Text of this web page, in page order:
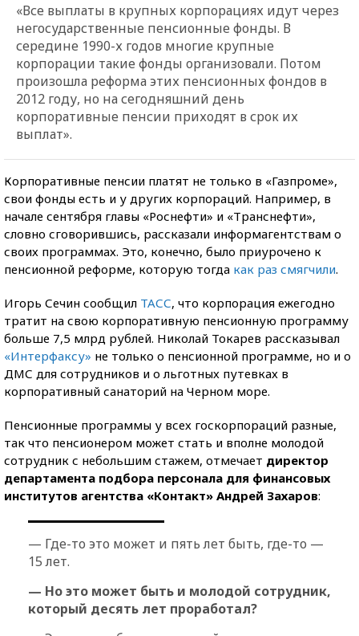
«Все выплаты в крупных корпорациях идут через
негосударственные пенсионные фонды. В
середине 1990-х годов многие крупные
корпорации такие фонды организовали. Потом
произошла реформа этих пенсионных фондов в
2012 году, но на сегодняшний день
корпоративные пенсии приходят в срок их
выплат».
Корпоративные пенсии платят не только в «Газпроме»,
свои фонды есть и у других корпораций. Например, в
начале сентября главы «Роснефти» и «Транснефти»,
словно сговорившись, рассказали информагентствам о
своих программах. Это, конечно, было приурочено к
пенсионной реформе, которую тогда как раз смягчили.
Игорь Сечин сообщил ТАСС, что корпорация ежегодно
тратит на свою корпоративную пенсионную программу
больше 7,5 млрд рублей. Николай Токарев рассказывал
«Интерфаксу» не только о пенсионной программе, но и о
ДМС для сотрудников и о льготных путевках в
корпоративный санаторий на Черном море.
Пенсионные программы у всех госкорпораций разные,
так что пенсионером может стать и вполне молодой
сотрудник с небольшим стажем, отмечает директор
департамента подбора персонала для финансовых
институтов агентства «Контакт» Андрей Захаров:
— Где-то это может и пять лет быть, где-то —
15 лет.
— Но это может быть и молодой сотрудник,
который десять лет проработал?